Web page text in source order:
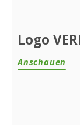
Logo
Anschauen